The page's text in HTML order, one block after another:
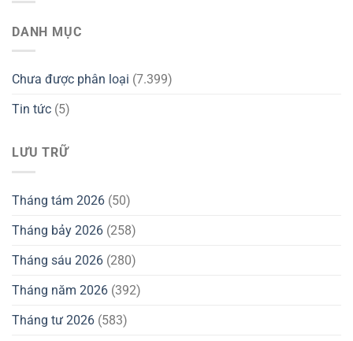
DANH MỤC
Chưa được phân loại (7.399)
Tin tức (5)
LƯU TRỮ
Tháng tám 2026 (50)
Tháng bảy 2026 (258)
Tháng sáu 2026 (280)
Tháng năm 2026 (392)
Tháng tư 2026 (583)